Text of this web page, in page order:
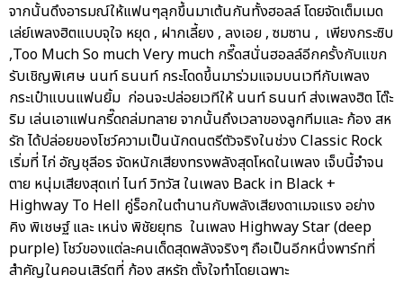
จากนั้นดึงอารมณ์ให้แฟนๆลุกขึ้นมาเต้นกันทั้งฮอลล์ โดยจัดเต็มเมด
เล่ย์เพลงฮิตแบบจุใจ หยุด , ฝากเลี้ยง , ลงเอย , ซมซาน , เพียงกระซิบ
,Too Much So much Very much กรี๊ดสนั่นฮอลล์อีกครั้งกับแขก
รับเชิญพิเศษ นนท์ ธนนท์ กระโดดขึ้นมาร่วมแจมบนเวทีกับเพลง
กระเป๋าแบนแฟนยิ้ม ก่อนจะปล่อยเวทีให้ นนท์ ธนนท์ ส่งเพลงฮิต โต๊ะ
ริม เล่นเอาแฟนกรี๊ดถล่มทลาย จากนั้นถึงเวลาของลูกทีมและ ก้อง สห
รัถ ได้ปล่อยของโชว์ความเป็นนักดนตรีตัวจริงในช่วง Classic Rock
เริ่มที่ ไก่ อัญชุลีอร จัดหนักเสียงทรงพลังสุดโหดในเพลง เจ็บนี้จำจน
ตาย หนุ่มเสียงสุดเท่ ไนท์ วิทวัส ในเพลง Back in Black +
Highway To Hell คู่ร็อกในตำนานกับพลังเสียงดาเมจแรง อย่าง
คิง พิเชษฐ์ และ เหน่ง พิชัยยุทธ ในเพลง Highway Star (deep
purple) โชว์ของแต่ละคนเด็ดสุดพลังจริงๆ ถือเป็นอีกหนึ่งพาร์ทที่
สำคัญในคอนเสิร์ตที่ ก้อง สหรัถ ตั้งใจทำโดยเฉพาะ